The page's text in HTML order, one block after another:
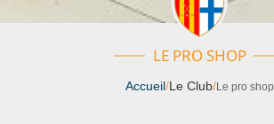
LE PRO SHOP
Accueil /Le Club/Le pro shop